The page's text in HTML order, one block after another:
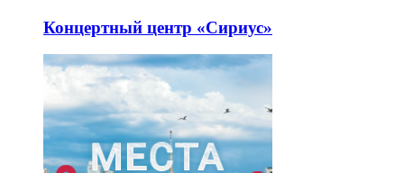
Концертный центр «Сириус»